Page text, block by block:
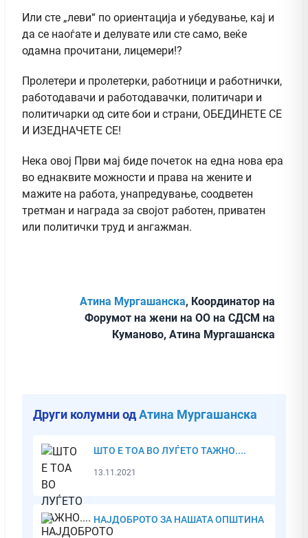
Или сте „леви“ по ориентација и убедување, кај и
да се наоѓате и делувате или сте само, веќе
одамна прочитани, лицемери!?
Пролетери и пролетерки, работници и работнички,
работодавачи и работодавачки, политичари и
политичарки од сите бои и страни, ОБЕДИНЕТЕ СЕ
И ИЗЕДНАЧЕТЕ СЕ!
Нека овој Први мај биде почеток на една нова ера
во еднаквите можности и права на жените и
мажите на работа, унапредување, соодветен
третман и награда за својот работен, приватен
или политички труд и ангажман.
Атина Мургашанска, Координатор на
Форумот на жени на ОО на СДСМ на
Куманово, Атина Мургашанска
Други колумни одАтина Мургашанска
ШТО Е ТОА ВО ЛУЃЕТО ТАЖНО....
13.11.2021
НАЈДОБРОТО ЗА НАШАТА ОПШТИНА